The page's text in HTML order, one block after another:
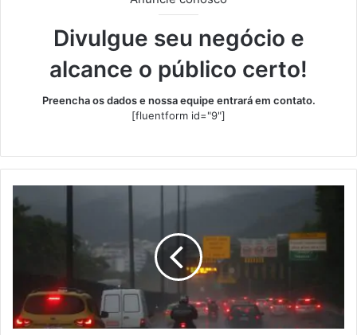
Divulgue seu negócio e
alcance o público certo!
Preencha os dados e nossa equipe entrará em contato.
[fluentform id="9"]
Civil
chuvas
intensas
no